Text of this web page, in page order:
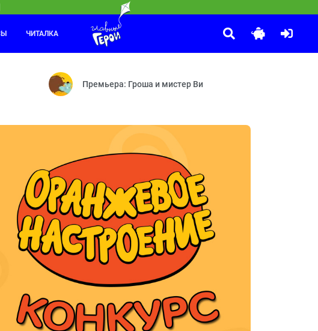
Вальс Кабанюши — Дружебин — Баранка
15 лет! В честь этого события телеканал запускает
Ералаш
№362 Тайна. Какие хорошие дети!.. Клёв — №360
ЧИТАЛКА
Премьера: Гроша и мистер Ви